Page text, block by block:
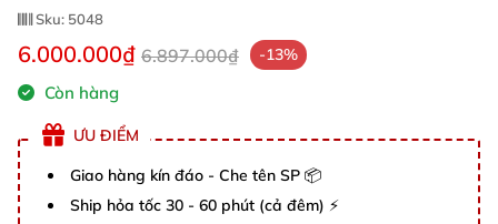
Sku: 5048
6.000.000₫ 6.897.000₫ -13%
Còn hàng
ƯU ĐIỂM
Giao hàng kín đáo - Che tên SP 📦
Ship hỏa tốc 30 - 60 phút (cả đêm) ⚡